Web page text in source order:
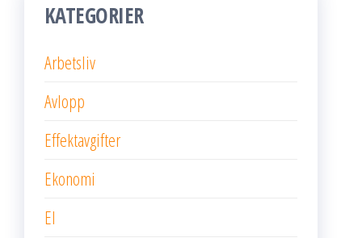
KATEGORIER
Arbetsliv
Avlopp
Effektavgifter
Ekonomi
El